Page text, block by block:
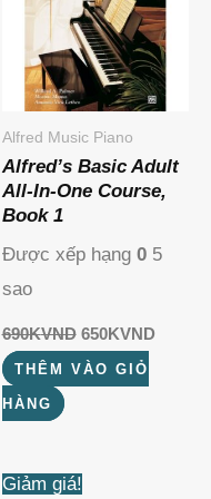
Alfred Music Piano
Alfred’s Basic Adult
All-In-One Course,
Book 1
Được xếp hạng 05
sao
690KVND 650KVND
THÊM VÀO GIỎ
HÀNG
Giảm giá!Giá